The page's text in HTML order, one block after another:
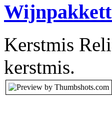
Kerstmis
kerstmis.